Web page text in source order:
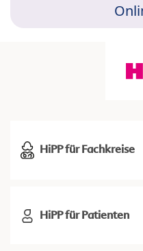
HiPP für Fachkreise
HiPP für Patienten